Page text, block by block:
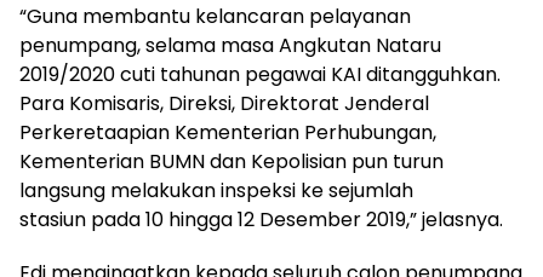
“Guna membantu kelancaran pelayanan
penumpang, selama masa Angkutan Nataru
2019/2020 cuti tahunan pegawai KAI ditangguhkan.
Para Komisaris, Direksi, Direktorat Jenderal
Perkeretaapian Kementerian Perhubungan,
Kementerian BUMN dan Kepolisian pun turun
langsung melakukan inspeksi ke sejumlah
stasiun pada 10 hingga 12 Desember 2019,” jelasnya.